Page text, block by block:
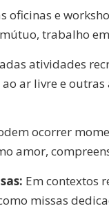
oficinas e
trabalho
atividades
ar livre e
ocorrer
amor,
Em contextos
missas